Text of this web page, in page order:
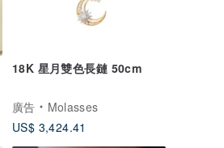
18K 星月雙色長鏈 50cm
廣告
Molasses
US$ 3,424.41